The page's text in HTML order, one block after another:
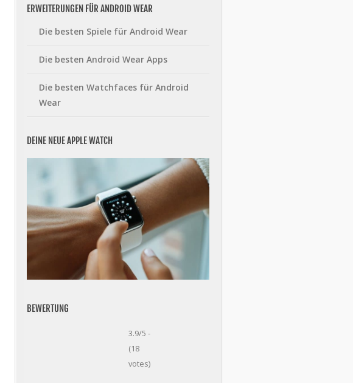
ERWEITERUNGEN FÜR ANDROID WEAR
Die besten Spiele für Android Wear
Die besten Android Wear Apps
Die besten Watchfaces für Android
Wear
DEINE NEUE APPLE WATCH
BEWERTUNG
3.9/5 -
(18
votes)